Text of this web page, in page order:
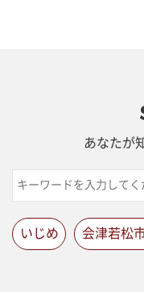
あなたが
いじめ 会津若松